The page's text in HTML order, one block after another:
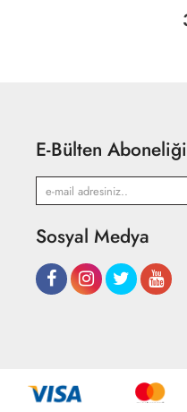
E-Bülten Aboneliği
Sosyal Medya